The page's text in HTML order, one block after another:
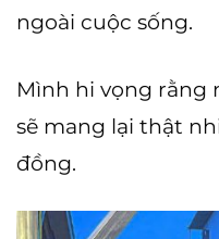
ngoài cuộc sống.
Mình hi vọng rằng
sẽ mang lại thật
đồng.